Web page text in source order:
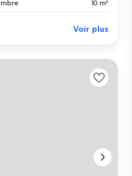
10 m²
Voir plus